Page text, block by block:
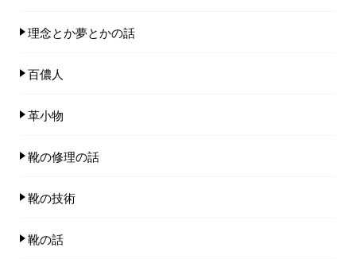
理念とか夢とかの話
百儂人
革小物
靴の修理の話
靴の技術
靴の話